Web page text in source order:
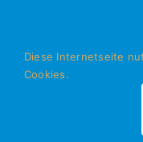
© Alle Rechte
-
Diese Internetseite
Cookies.